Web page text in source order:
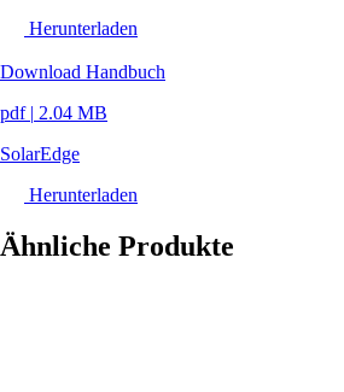
Herunterladen
Download Handbuch
pdf | 2.04 MB
SolarEdge
Herunterladen
Ähnliche Produkte